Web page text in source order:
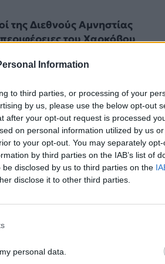
Information
to third parties, or processing of your
by us, please use the below opt-out
after your opt-out request is processed
on personal information utilized by us
to your opt-out. You may separately
by third parties on the IAB’s list of
disclosed by us to third parties on the
disclose it to other third parties.
personal data.
της Διεθνούς Αμνηστίας
του Χαρκόβου
και παίρνοντας συνεντεύξεις
ότι οι ουκρανικές δυνάμεις
ζώνες και είχαν δημιουργήσει
και χωριά στις
ζώνες,στις οποίες είχαν
σε απόσταση χιλιομέτρων από τις
βρίσκονταν κοντά.